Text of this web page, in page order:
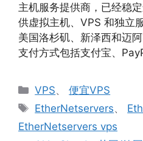
主机服务提供商，已经稳
供虚拟主机、VPS 和独立
美国洛杉矶、新泽西和迈
支付方式包括支付宝、
分
类
VPS、便宜VPS
标
签
EtherNetservers、
EtherNetservers vps